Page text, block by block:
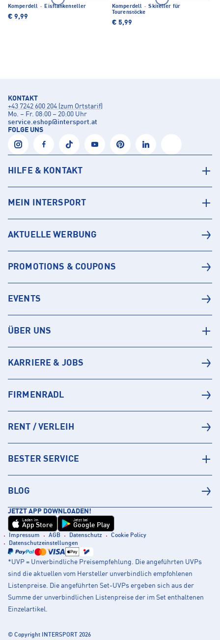
Komperdell · Eisflankenteller
€ 9,99
Komperdell · Skiteller für
Tourenstöcke
€ 5,99
KONTAKT
+43 7242 600 204 (zum Ortstarif)
Mo. – Fr. 08:00 – 20:00 Uhr
service.eshop@intersport.at
FOLGE UNS
HILFE & KONTAKT
MEIN INTERSPORT
AKTUELLE WERBUNG
PROMOTIONS & COUPONS
EVENTS
ÜBER UNS
KARRIERE & JOBS
FIRMENRADL
RENT / VERLEIH
BESTER SERVICE
BLOG
JETZT APP DOWNLOADEN!
Laden im
App Store
Jetzt bei
Google Play
Impressum AGB Datenschutz
Cookie Policy
Datenschutzeinstellungen
*UVP = Unverbindliche Preisempfehlung. Die angeführten UVPs
sind die aktuellen vom Hersteller unverbindlich empfohlenen
Listenpreise. Die angeführten Set-UVPs ergeben sich aus der
Summe der unverbindlichen Listenpreise der im Set enthaltenen
Einzelartikel.
© Copyright INTERSPORT 2026